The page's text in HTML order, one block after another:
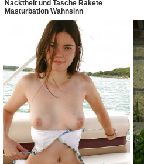
Nacktheit und Tasche Rakete
Masturbation Wahnsinn